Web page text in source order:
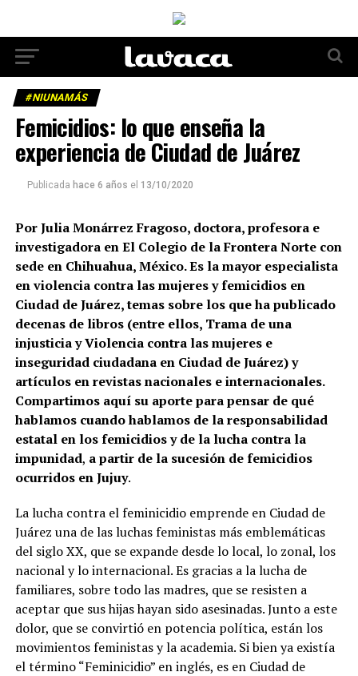
#NIUNAMÁS
Femicidios: lo que enseña la
experiencia de Ciudad de Juárez
Publicada hace 6 años el 13/10/2020
Por Julia Monárrez Fragoso, doctora, profesora e
investigadora en El Colegio de la Frontera Norte con
sede en Chihuahua, México. Es la mayor especialista
en violencia contra las mujeres y femicidios en
Ciudad de Juárez, temas sobre los que ha publicado
decenas de libros (entre ellos, Trama de una
injusticia y Violencia contra las mujeres e
inseguridad ciudadana en Ciudad de Juárez) y
artículos en revistas nacionales e internacionales.
Compartimos aquí su aporte para pensar de qué
hablamos cuando hablamos de la responsabilidad
estatal en los femicidios y de la lucha contra la
impunidad, a partir de la sucesión de femicidios
ocurridos en Jujuy.
La lucha contra el feminicidio emprende en Ciudad de
Juárez una de las luchas feministas más emblemáticas
del siglo XX, que se expande desde lo local, lo zonal, los
nacional y lo internacional. Es gracias a la lucha de
familiares, sobre todo las madres, que se resisten a
aceptar que sus hijas hayan sido asesinadas. Junto a este
dolor, que se convirtió en potencia política, están los
movimientos feministas y la academia. Si bien ya existía
el término “Feminicidio” en inglés, es en Ciudad de